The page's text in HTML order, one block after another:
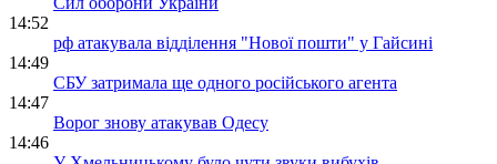
14:52
рф атакувала відділення "Нової пошти" у Гайсині
14:49
СБУ затримала ще одного російського агента
14:47
Ворог знову атакував Одесу
14:46